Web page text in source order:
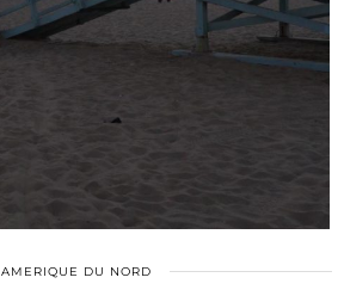
AMERIQUE DU NORD